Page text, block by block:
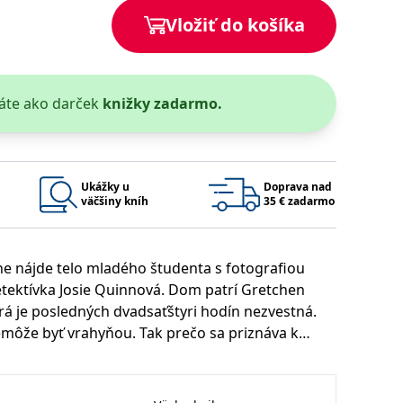
Vložiť do košíka
ako darček knižky zadarmo.
Ukážky u
väčšiny kníh
Doprava nad
35 € zadarmo
nájde telo mladého študenta s fotografiou
Josie Quinnová. Dom patrí Gretchen
je posledných dvadsaťštyri hodín nezvestná.
byť vrahyňou. Tak prečo sa priznáva k
života a odhalí spojenie medzi chlapcom,
možné podávat platné zprávy o používání jejich webových
k udržování proměnných relací uživatelů. Obvykle se
příkladem je udržování přihlášeného stavu uživatele mezi
které systém přijímá, a zajištění souladu a přizpůsobivosti
aktivit na webu.
pro interní analýzu.
Platnosť končí
Popis
Google Privacy Policy